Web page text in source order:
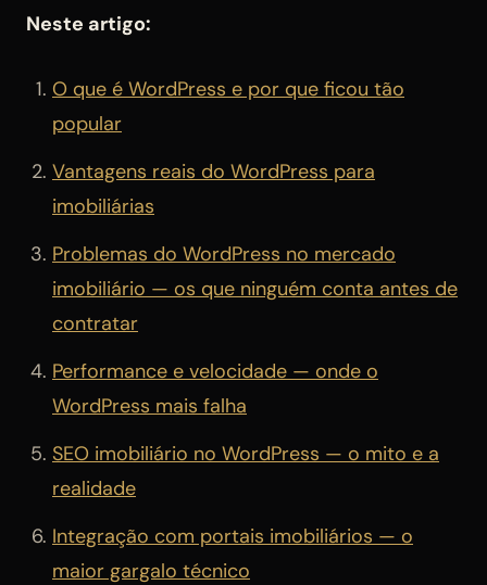
Neste artigo:
O que é WordPress e por que ficou tão
popular
Vantagens reais do WordPress para
imobiliárias
Problemas do WordPress no mercado
imobiliário — os que ninguém conta antes de
contratar
Performance e velocidade — onde o
WordPress mais falha
SEO imobiliário no WordPress — o mito e a
realidade
Integração com portais imobiliários — o
maior gargalo técnico